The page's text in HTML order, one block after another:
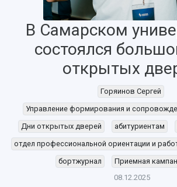
НАЗАД
Ключевые факты
Бортжурнал
Абитуриенту
Бакалавриат и специалитет
Научные школы и ведущие
Диссертационные советы
В Самарском
состоялся
открытых
Горяинов Сергей
Управление формирования и
Дни открытых дверей
абитуриентам
отдел профессиональной ориентации и
бортжурнал
Приемная
08.12.2025